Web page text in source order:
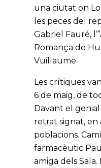
una ciutat on
les peces del
Gabriel Fauré,
Romança de
Vuillaume.
Les crítiques
6 de maig, de
Davant el
retrat signat, en
poblacions.
farmacèutic
amiga dels